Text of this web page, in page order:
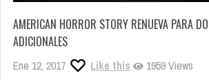
AMERICAN HORROR STORY RENUEVA PARA
ADICIONALES
Ene 12, 2017 Like this 1959 Views